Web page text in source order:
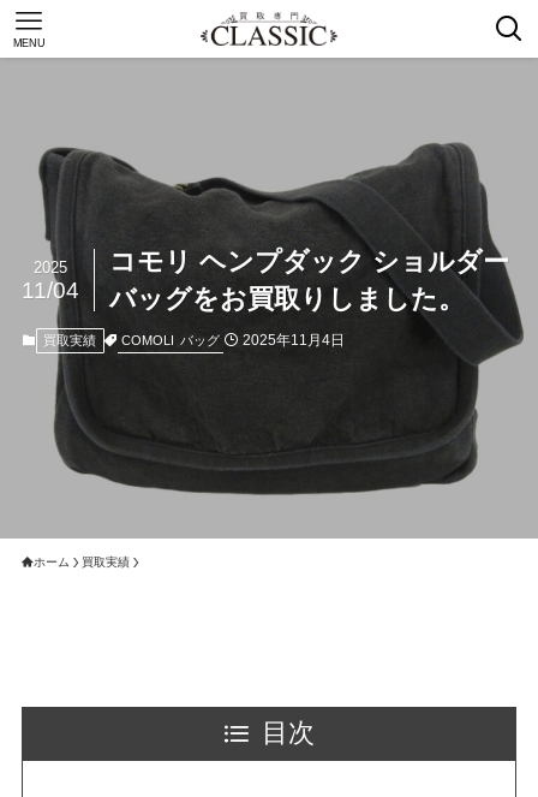
MENU
コモリ ヘンプダック ショルダー
バッグをお買取りしました。
2025
11/04
買取実績 COMOLI バッグ 2025年11月4日
ホーム 買取実績
目次